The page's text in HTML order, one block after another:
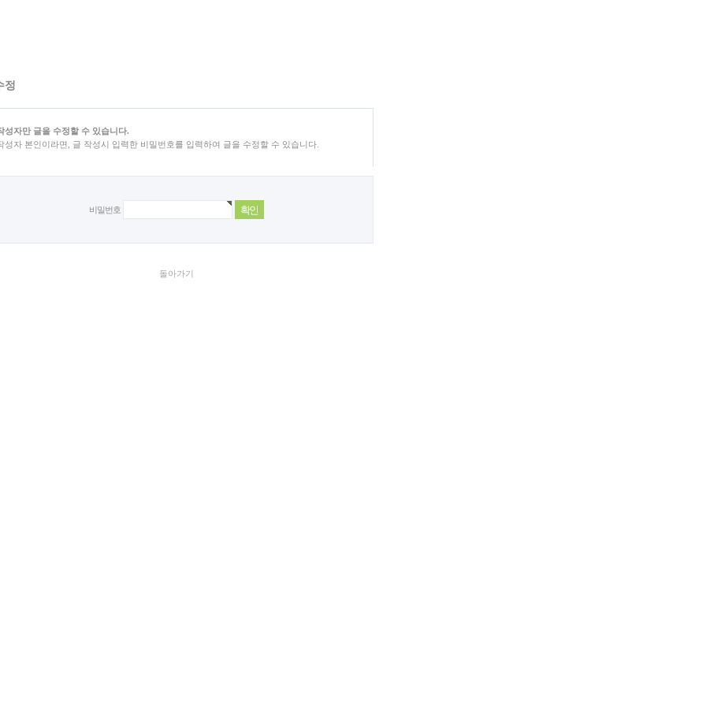
정
성자만 글을 수정할 수 있습니다.
성자 본인이라면, 글 작성시 입력한 비밀번호를 입력하여 글을 수정할 수 있습니다.
비밀번호
돌아가기